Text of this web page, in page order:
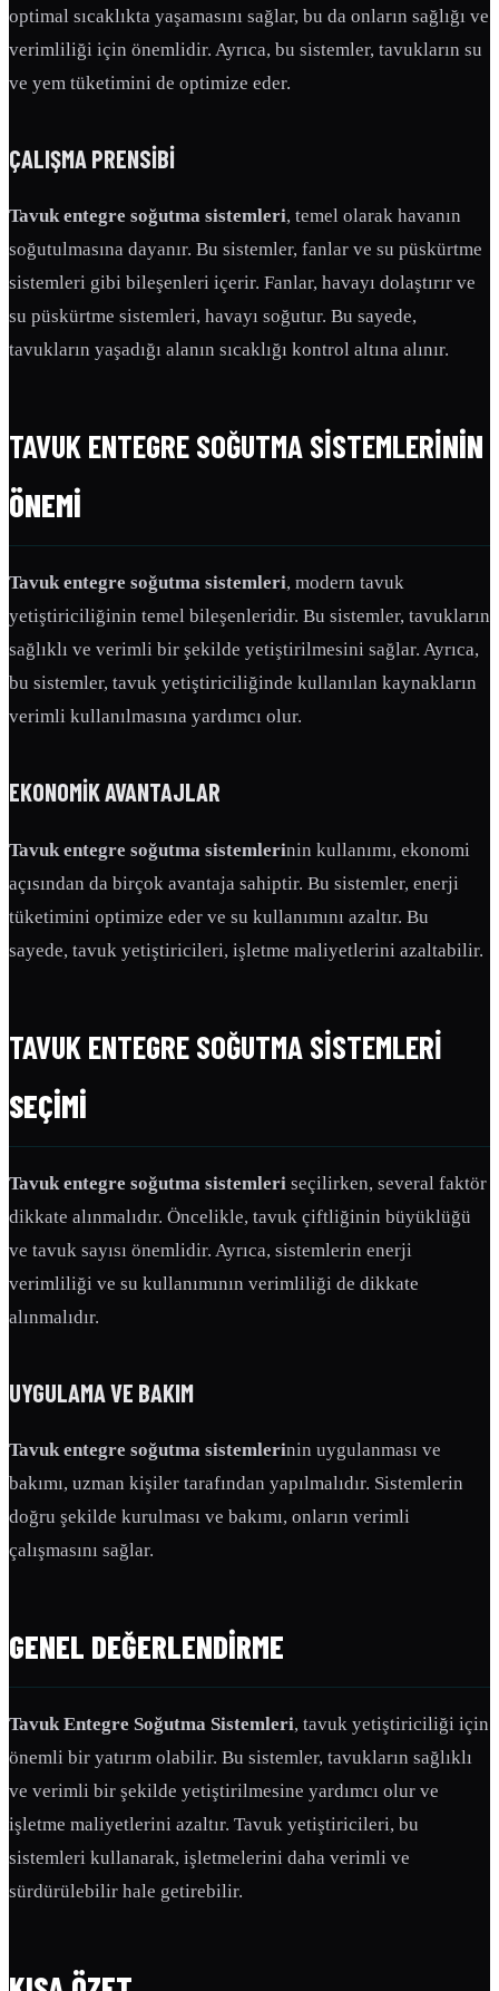
optimal sıcaklıkta yaşamasını sağlar, bu da onların sağlığı ve
verimliliği için önemlidir. Ayrıca, bu sistemler, tavukların su
ve yem tüketimini de optimize eder.
ÇALIŞMA PRENSIBI
Tavuk entegre soğutma sistemleri, temel olarak havanın
soğutulmasına dayanır. Bu sistemler, fanlar ve su püskürtme
sistemleri gibi bileşenleri içerir. Fanlar, havayı dolaştırır ve
su püskürtme sistemleri, havayı soğutur. Bu sayede,
tavukların yaşadığı alanın sıcaklığı kontrol altına alınır.
TAVUK ENTEGRE SOĞUTMA SISTEMLERININ
ÖNEMI
Tavuk entegre soğutma sistemleri, modern tavuk
yetiştiriciliğinin temel bileşenleridir. Bu sistemler, tavukların
sağlıklı ve verimli bir şekilde yetiştirilmesini sağlar. Ayrıca,
bu sistemler, tavuk yetiştiriciliğinde kullanılan kaynakların
verimli kullanılmasına yardımcı olur.
EKONOMIK AVANTAJLAR
Tavuk entegre soğutma sistemlerinin kullanımı, ekonomi
açısından da birçok avantaja sahiptir. Bu sistemler, enerji
tüketimini optimize eder ve su kullanımını azaltır. Bu
sayede, tavuk yetiştiricileri, işletme maliyetlerini azaltabilir.
TAVUK ENTEGRE SOĞUTMA SISTEMLERI
SEÇIMI
Tavuk entegre soğutma sistemleri seçilirken, several faktör
dikkate alınmalıdır. Öncelikle, tavuk çiftliğinin büyüklüğü
ve tavuk sayısı önemlidir. Ayrıca, sistemlerin enerji
verimliliği ve su kullanımının verimliliği de dikkate
alınmalıdır.
UYGULAMA VE BAKIM
Tavuk entegre soğutma sistemlerinin uygulanması ve
bakımı, uzman kişiler tarafından yapılmalıdır. Sistemlerin
doğru şekilde kurulması ve bakımı, onların verimli
çalışmasını sağlar.
GENEL DEĞERLENDIRME
Tavuk Entegre Soğutma Sistemleri, tavuk yetiştiriciliği için
önemli bir yatırım olabilir. Bu sistemler, tavukların sağlıklı
ve verimli bir şekilde yetiştirilmesine yardımcı olur ve
işletme maliyetlerini azaltır. Tavuk yetiştiricileri, bu
sistemleri kullanarak, işletmelerini daha verimli ve
sürdürülebilir hale getirebilir.